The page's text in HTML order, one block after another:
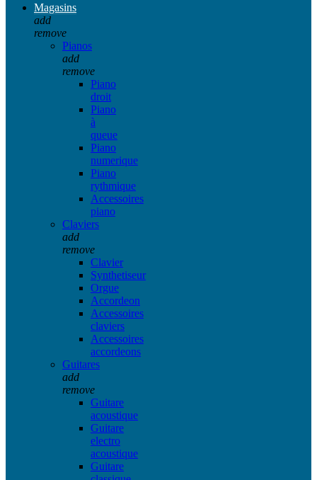
Magasins
add
remove
Pianos
add
remove
Piano
droit
Piano
à
queue
Piano
numerique
Piano
rythmique
Accessoires
piano
Claviers
add
remove
Clavier
Synthetiseur
Orgue
Accordeon
Accessoires
claviers
Accessoires
accordeons
Guitares
add
remove
Guitare
acoustique
Guitare
electro
acoustique
Guitare